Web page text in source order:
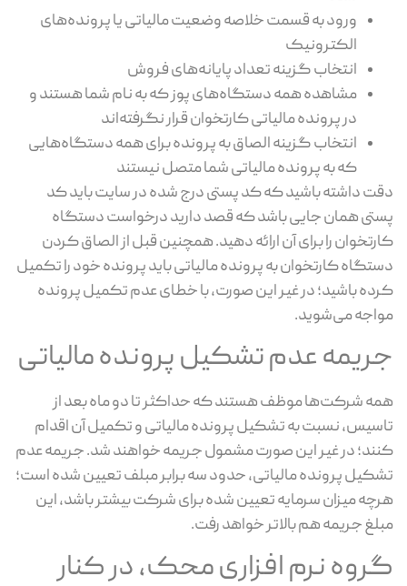
ورود به قسمت خلاصه وضعیت مالیاتی یا پرونده‌های
الکترونیک
انتخاب گزینه تعداد پایانه‌های فروش
مشاهده همه دستگاه‌های پوز که به نام شما هستند و
در پرونده مالیاتی کارتخوان قرار نگرفته‌اند
انتخاب گزینه الصاق به پرونده برای همه دستگاه‌هایی
که به پرونده مالیاتی شما متصل نیستند
دقت داشته باشید که کد پستی درج شده در سایت باید کد
پستی همان جایی باشد که قصد دارید درخواست دستگاه
کارتخوان را برای آن ارائه دهید. همچنین قبل از الصاق کردن
دستگاه کارتخوان به پرونده مالیاتی باید پرونده خود را تکمیل
کرده باشید؛ در غیر این صورت، با خطای عدم تکمیل پرونده
مواجه می‌شوید.
جریمه عدم تشکیل پرونده مالیاتی
همه شرکت‌ها موظف هستند که حداکثر تا دو ماه بعد از
تاسیس، نسبت به تشکیل پرونده مالیاتی و تکمیل آن اقدام
کنند؛ در غیر این صورت مشمول جریمه خواهند شد. جریمه عدم
تشکیل پرونده مالیاتی، حدود سه برابر مبلف تعیین شده است؛
هرچه میزان سرمایه تعیین شده برای شرکت بیشتر باشد، این
مبلغ جریمه هم بالاتر خواهد رفت.
گروه نرم افزاری محک، در کنار